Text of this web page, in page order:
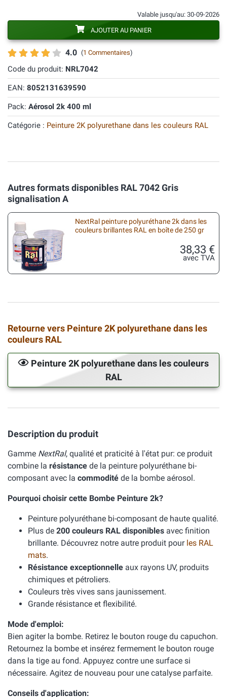
4.0 (1 Commentaires)
Code du produit: NRL7042
EAN: 8052131639590
Pack: Aérosol 2k 400 ml
Catégorie : Peinture 2K polyurethane dans les couleurs RAL
Valable jusqu'au: 30-09-2026
AJOUTER AU PANIER
Autres formats disponibles RAL 7042 Gris
signalisation A
NextRal peinture polyuréthane 2k dans les
couleurs brillantes RAL en boîte de 250 gr
38,33 €
avec TVA
Retourne vers Peinture 2K polyurethane dans les
couleurs RAL
Peinture 2K polyurethane dans les couleurs
RAL
Description du produit
Gamme NextRal, qualité et praticité à l'état pur: ce produit
combine la résistance de la peinture polyuréthane bi-
composant avec la commodité de la bombe aérosol.
Pourquoi choisir cette Bombe Peinture 2k?
Peinture polyuréthane bi-composant de haute qualité.
Plus de 200 couleurs RAL disponibles avec finition
brillante. Découvrez notre autre produit pour les RAL
mats.
Résistance exceptionnelle aux rayons UV, produits
chimiques et pétroliers.
Couleurs très vives sans jaunissement.
Grande résistance et flexibilité.
Mode d'emploi:
Bien agiter la bombe. Retirez le bouton rouge du capuchon.
Retournez la bombe et insérez fermement le bouton rouge
dans la tige au fond. Appuyez contre une surface si
nécessaire. Agitez de nouveau pour une catalyse parfaite.
Conseils d'application: